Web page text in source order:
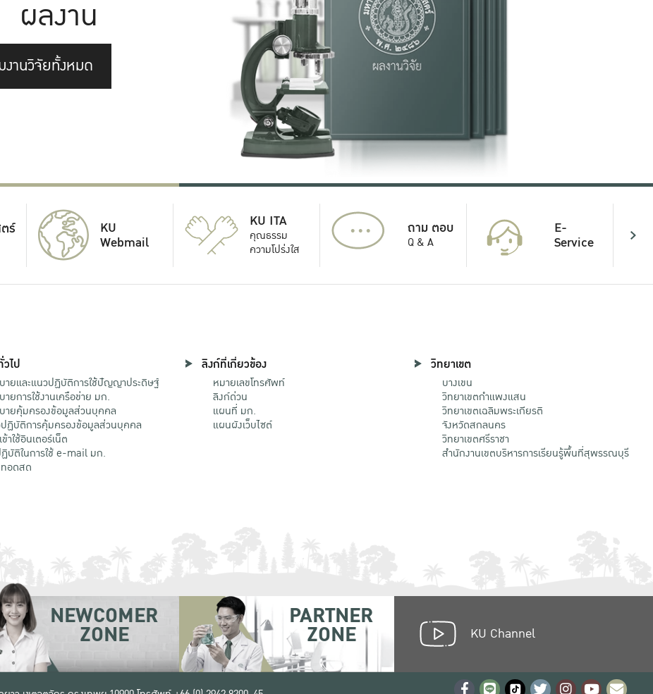
ผลงาน
งานวิจัยทั้งหมด
ร์ KU
Webmail
KU ITA
คุณธรรม
ความโปร่งใส
... ถาม ตอบ
Q & A
E-
Service
ไป
ายและแนวปฏิบัติการใช้ปัญญาประดิษฐ์
ายการใช้งานเครือข่าย มก.
ายคุ้มครองข้อมูลส่วนบุคคล
ฏิบัติการคุ้มครองข้อมูลส่วนบุคคล
ข้าใช้อินเตอร์เน็ต
บัติในการใช้ e-mail มก.
อดสด
ลิงก์ที่เกี่ยวข้อง
หมายเลขโทรศัพท์
ลิงก์ด่วน
แผนที่ มก.
แผนผังเว็บไซต์
วิทยาเขต
บางเขน
วิทยาเขตกําแพงแสน
วิทยาเขตเฉลิมพระเกียรติ
จังหวัดสกลนคร
วิทยาเขตศรีราชา
สำนักงานเขตบริหารการเรียนรู้พื้นที่สุพรรณบุรี
NEWCOMER
ZONE
PARTNER
ZONE KU Channel